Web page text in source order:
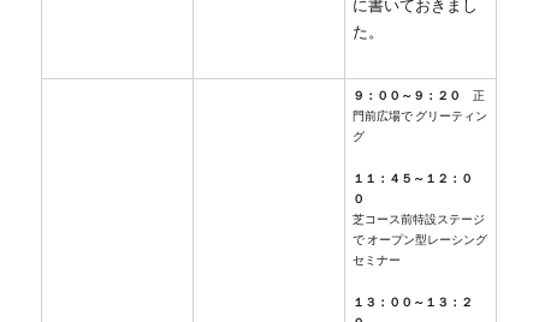
に書いておきまし
た。
９：００～９：２０
正
門前広場で グリーティン
グ
１１：４５～１２：０
０
芝コース前特設ステージ
で オープン型レーシング
セミナー
１３：００～１３：２